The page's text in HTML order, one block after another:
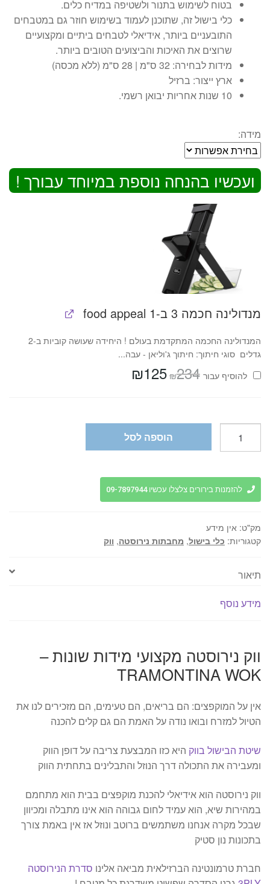
בטוח לשימוש בתנור ולשטיפה במדיח כלים.
כלי בישול זה, שתוכנן לעמוד בשימוש חוזר גם במטבחים
התובעניים ביותר, אידיאלי לטבחים ביתיים ומקצועיים
שרוצים את האיכות והביצועים הטובים ביותר.
מידות לבחירה: 32 ס"מ | 28 ס"מ (ללא מכסה)
ארץ ייצור: ברזיל
10 שנות אחריות יבואן רשמי.
מידה:
ועכשיו בהנחה נוספת במיוחד עבורך !
מנדולינה חכמה 3 ב-1 food appeal
המנדולינה החכמה המתקדמת בעולם ! היחידה שעושה קוביות ב-2
גדלים סוגי חיתוך: חיתוך ג'וליאן - עבה...
להוסיף⁦⁩ עבור
₪234 המחיר
המקורי₪125
נירוסטה
מקצועי
מידות
-
הוספה לסל
להזמנות בירורים צלצלו עכשיו 09-7897944
מק"ט: אין מידע
קטגוריות: כלי בישול, מחבתות נירוסטה, ווק
תיאור
מידע נוסף
ווק נירוסטה מקצועי מידות שונות –
TRAMONTINA WOK
אין על המוקפצים: הם בריאים, הם טעימים, הם מזכירים לנו את
הטיול למזרח ובואו נודה על האמת הם גם קלים להכנה
שיטת הבישול בווק היא כזו המבצעת צריבה על דופן הווק
ומעבירה את התכולה דרך הנוזל והתבלינים בתחתית הווק
ווק נירוסטה הוא אידיאלי להכנת מוקפצים בבית הוא מתחמם
במהירות שיא, הוא עמיד לחום גבוהה הוא אינו מתבלה ומכיוון
שבכל מקרה אנחנו משתמשים ברוטב ונוזל אז אין באמת צורך
בתכונות נון סטיק
חברת טרמונטינה הברזילאית מביאה אלינו סדרת הנירוסטה